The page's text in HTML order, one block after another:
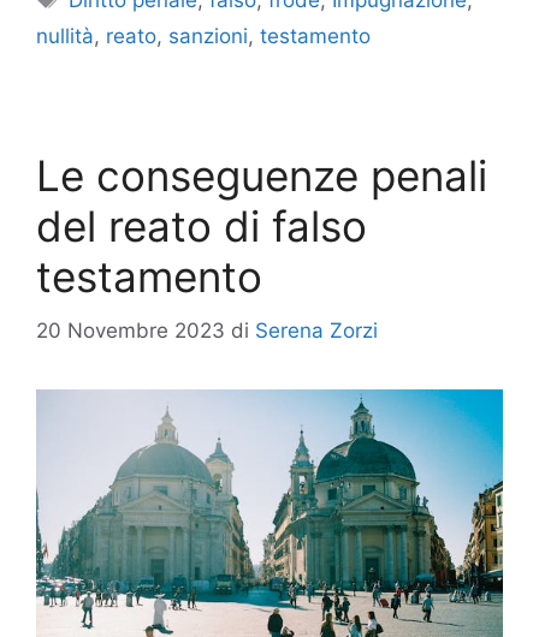
nullità, reato, sanzioni, testamento
Le conseguenze penali
del reato di falso
testamento
20 Novembre 2023 di Serena Zorzi